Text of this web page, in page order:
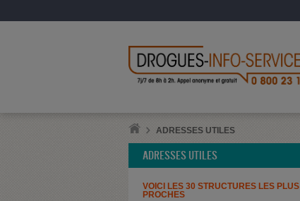
ADRESSES UTILES
ADRESSES UTILES
VOICI LES 30 STRUCTURES LES PLUS
PROCHES